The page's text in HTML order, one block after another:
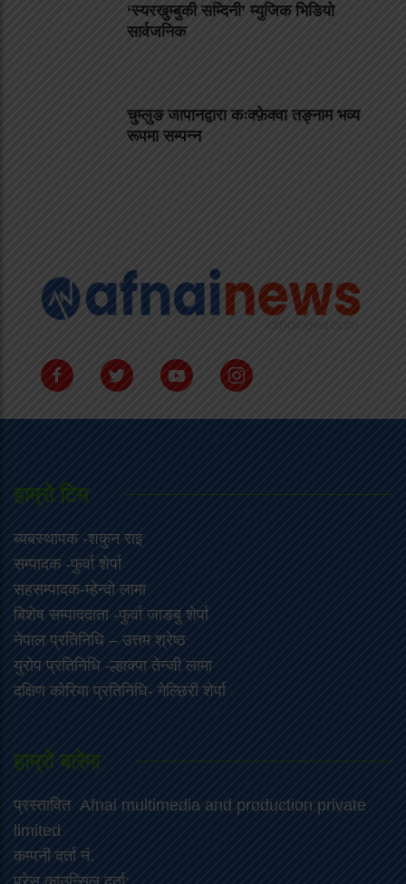
‘स्यरखुम्बुकी सम्दिनी’ म्युजिक भिडियो
सार्वजनिक
चुम्लुङ जापानद्वारा कःक्फ़ेक्वा तङ्नाम भव्य
रूपमा सम्पन्न
हाम्राे टिम
ब्यबस्थापक -शकुन राइ
सम्पादक -फुर्वा शेर्पा
सहसम्पादक-म्हेन्दो लामा
‍बिशेष सम्पाददाता -फुर्वा जा‌ङबु शेर्पा
नेपाल प्रतिनिधि – उत्तम श्रेष्ठ
युरोप प्रतिनिधि -ल्हाक्पा तेन्जी लामा
दक्षिण कोरिया प्रतिनिधि- गेल्छिरी शेर्पा
हाम्रो बारेमा
प्रस्तावित Afnai multimedia and production private
limited
कम्पनी दर्ता नं.